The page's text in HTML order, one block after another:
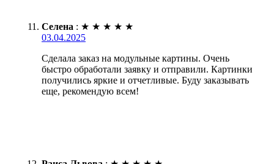
Селена : ★ ★ ★ ★ ★
03.04.2025
Сделала заказ на модульные картины. Очень
быстро обработали заявку и отправили. Картинки
получились яркие и отчетливые. Буду заказывать
еще, рекомендую всем!